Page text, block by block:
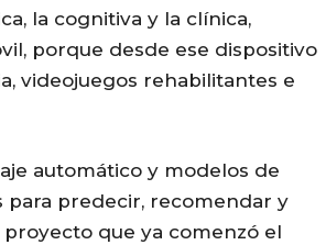
la cognitiva y la clínica,
porque desde ese dispositivo
videojuegos rehabilitantes e
automático y modelos de
predecir, recomendar y
que ya comenzó el